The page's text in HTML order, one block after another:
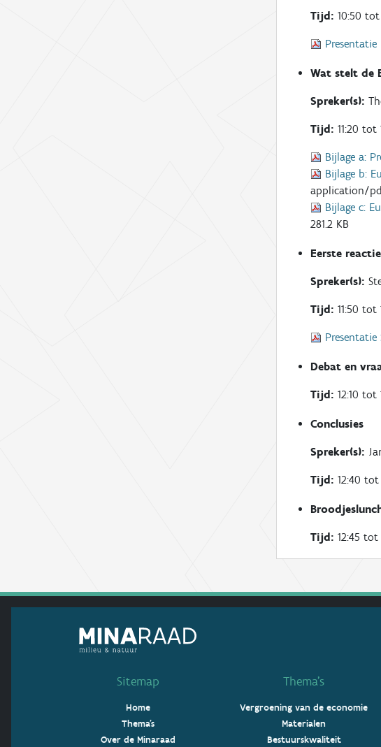
Tijd: 10:50 tot
Wat stelt de
Spreker(s):
Tijd: 11:20 tot
Bijlage a:
Bijlage b:
application/
Bijlage c:
281.2 KB
Eerste
Spreker(s):
Tijd: 11:50 tot
Debat en
Tijd: 12:10 tot
Conclusies
Spreker(s):
Tijd: 12:40 tot
Tijd: 12:45 tot
Sitemap
Home
Thema's
Over de Minaraad
Thema’s
Vergroening van de economie
Materialen
Bestuurskwaliteit